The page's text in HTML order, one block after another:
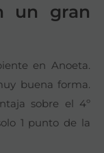
un gran
en Anoeta.
buena forma.
sobre el 4º
1 punto de la